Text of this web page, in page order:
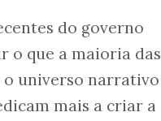
do governo
o que a maioria das
universo narrativo
mais a criar a